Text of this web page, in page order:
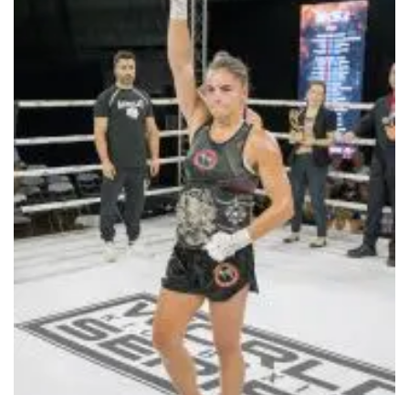
Ο
Κορυφαίος
Βραζιλιάνος προπονητής
Reyson Gracie Red Belt 9th
Degree, σε σεμινάριο BJJ
για λίγους, στο Fight Club
Galatsi..!